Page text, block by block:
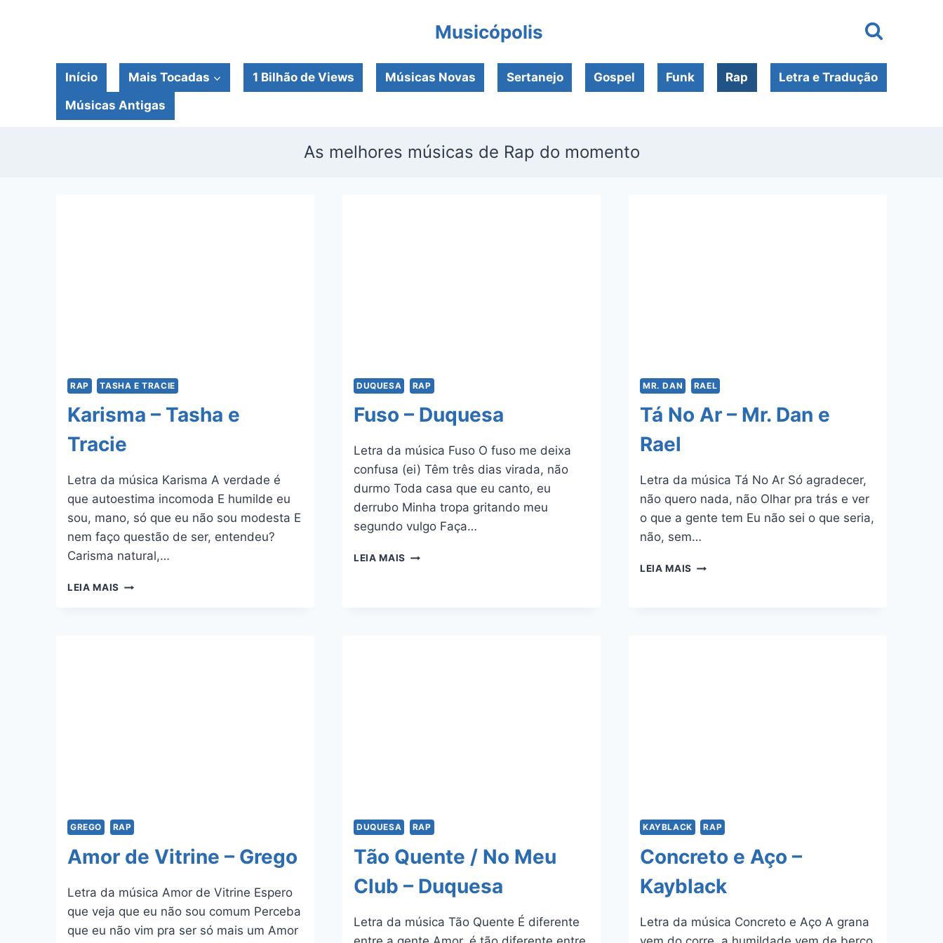
Conteúdo
Musicópolis
Início Mais Tocadas 1 Bilhão de Views Músicas Novas Sertanejo Gospel Funk Rap Letra e Tradução
Músicas Antigas
As melhores músicas de Rap do momento
RAP TASHA E TRACIE
Karisma – Tasha e
Tracie
Letra da música Karisma A verdade é
que autoestima incomoda E humilde eu
sou, mano, só que eu não sou modesta E
nem faço questão de ser, entendeu?
Carisma natural,…
LEIA MAIS KARISMA
DUQUESA RAP
Fuso – Duquesa
Letra da música Fuso O fuso me deixa
confusa (ei) Têm três dias virada, não
durmo Toda casa que eu canto, eu
derrubo Minha tropa gritando meu
segundo vulgo Faça…
LEIA MAIS FUSO
MR. DAN RAEL
Tá No Ar – Mr. Dan e
Rael
Letra da música Tá No Ar Só agradecer,
não quero nada, não Olhar pra trás e ver
o que a gente tem Eu não sei o que seria,
não, sem…
LEIA MAIS TÁ
GREGO RAP
Amor de Vitrine – Grego
Letra da música Amor de Vitrine Espero
que veja que eu não sou comum Perceba
que eu não vim pra ser só mais um Amor
DUQUESA RAP
Tão Quente / No Meu
Club – Duquesa
Letra da música Tão Quente É diferente
KAYBLACK RAP
Concreto e Aço –
Kayblack
Letra da música Concreto e Aço A grana